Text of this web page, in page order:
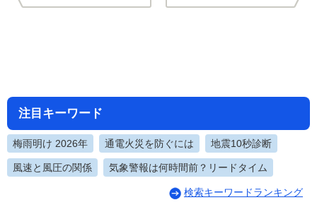
注目キーワード
梅雨明け 2026年 通電火災を防ぐには 地震10秒診断
風速と風圧の関係 気象警報は何時間前？リードタイム
検索キーワードランキング